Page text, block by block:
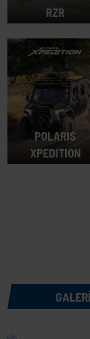
RZR
Desde $309,900
MXN
POLARIS
XPEDITION